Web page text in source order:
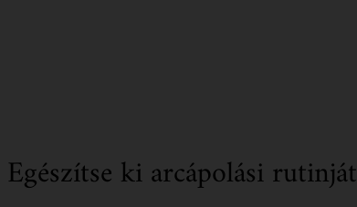
Egészítse ki arcápolási rutinját